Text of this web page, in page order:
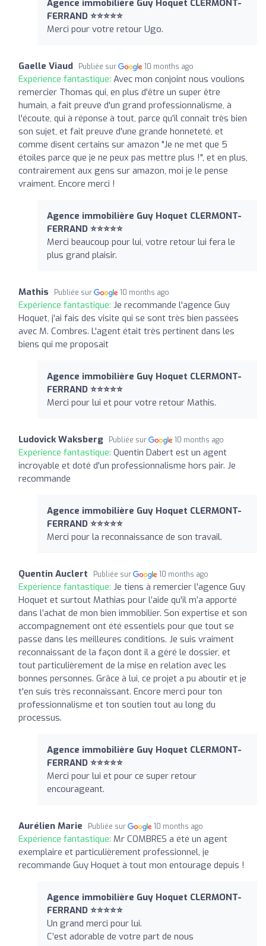
Agence immobilière Guy Hoquet CLERMONT-
FERRAND ⭐⭐⭐⭐⭐
Merci pour votre retour Ugo.
Gaelle Viaud Publiée sur 10 months ago
Expérience fantastique: Avec mon conjoint nous voulions
remercier Thomas qui, en plus d'être un super être
humain, a fait preuve d'un grand professionnalisme, à
l'écoute, qui à réponse à tout, parce qu'il connaît très bien
son sujet, et fait preuve d'une grande honneteté, et
comme disent certains sur amazon "Je ne met que 5
étoiles parce que je ne peux pas mettre plus !", et en plus,
contrairement aux gens sur amazon, moi je le pense
vraiment. Encore merci !
Agence immobilière Guy Hoquet CLERMONT-
FERRAND ⭐⭐⭐⭐⭐
Merci beaucoup pour lui, votre retour lui fera le
plus grand plaisir.
Mathis Publiée sur 10 months ago
Expérience fantastique: Je recommande l'agence Guy
Hoquet, j'ai fais des visite qui se sont très bien passées
avec M. Combres. L'agent était très pertinent dans les
biens qui me proposait
Agence immobilière Guy Hoquet CLERMONT-
FERRAND ⭐⭐⭐⭐⭐
Merci pour lui et pour votre retour Mathis.
Ludovick Waksberg Publiée sur 10 months ago
Expérience fantastique: Quentin Dabert est un agent
incroyable et doté d'un professionnalisme hors pair. Je
recommande
Agence immobilière Guy Hoquet CLERMONT-
FERRAND ⭐⭐⭐⭐⭐
Merci pour la reconnaissance de son travail.
Quentin Auclert Publiée sur 10 months ago
Expérience fantastique: Je tiens à remercier l'agence Guy
Hoquet et surtout Mathias pour l’aide qu'il m’a apporté
dans l’achat de mon bien immobilier. Son expertise et son
accompagnement ont été essentiels pour que tout se
passe dans les meilleures conditions. Je suis vraiment
reconnaissant de la façon dont il a géré le dossier, et
tout particulièrement de la mise en relation avec les
bonnes personnes. Grâce à lui, ce projet a pu aboutir et je
t'en suis très reconnaissant. Encore merci pour ton
professionnalisme et ton soutien tout au long du
processus.
Agence immobilière Guy Hoquet CLERMONT-
FERRAND ⭐⭐⭐⭐⭐
Merci pour lui et pour ce super retour
encourageant.
Aurélien Marie Publiée sur 10 months ago
Expérience fantastique: Mr COMBRES a été un agent
exemplaire et particulièrement professionnel, je
recommande Guy Hoquet à tout mon entourage depuis !
Agence immobilière Guy Hoquet CLERMONT-
FERRAND ⭐⭐⭐⭐⭐
Un grand merci pour lui.
C’est adorable de votre part de nous